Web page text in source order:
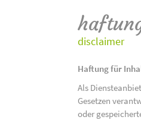
disclaimer
Haftung für
Als
Gesetzen
oder